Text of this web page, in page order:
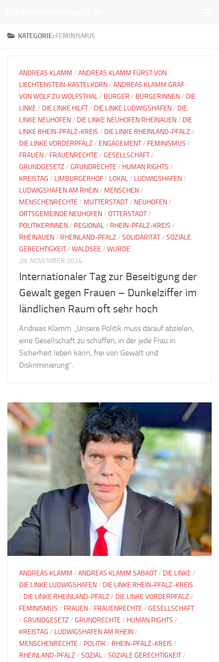
KATEGORIE: FEMINISMUS
ANDREAS KLAMM / ANDREAS KLAMM FÜRST VON
LIECHTENSTEIN-KASTELKORN/ ANDREAS KLAMM GRAF
VON WOLF ZU WOLFSTHAL/ BÜRGER / BÜRGERINNEN/ DIE
LINKE / DIE LINKE HILFT/ DIE LINKE LUDWIGSHAFEN/ DIE
LINKE NEUHOFEN/ DIE LINKE NEUHOFEN RHEINAUEN/ DIE
LINKE RHEIN-PFALZ-KREIS / DIE LINKE RHEINLAND-PFALZ /
DIE LINKE VORDERPFALZ / ENGAGEMENT/ FEMINISMUS /
FRAUEN/ FRAUENRECHTE / GESELLSCHAFT/
GRUNDGESETZ / GRUNDRECHTE / HUMAN RIGHTS /
KREISTAG / LIMBURGERHOF/ LOKAL/ LUDWIGSHAFEN/
LUDWIGSHAFEN AM RHEIN/ MENSCHEN/
MENSCHENRECHTE / MUTTERSTADT/ NEUHOFEN/
ORTSGEMEINDE NEUHOFEN/ OTTERSTADT/
POLITIKERINNEN/ REGIONAL/ RHEIN-PFALZ-KREIS /
RHEINAUEN/ RHEINLAND-PFALZ / SOLIDARITÄT/ SOZIALE
GERECHTIGKEIT/ WALDSEE / WÜRDE
28. NOVEMBER 2024
Internationaler Tag zur Beseitigung der
Gewalt gegen Frauen – Dunkelziffer im
ländlichen Raum oft sehr hoch
Andreas Klamm. „Unsere Politik muss darauf abzielen,
eine Gesellschaft zu schaffen, in der jede Frau in
Sicherheit leben kann, frei von Gewalt und
Diskriminierung“.
ANDREAS KLAMM / ANDREAS KLAMM SABAOT/ DIE LINKE /
DIE LINKE LUDWIGSHAFEN/ DIE LINKE RHEIN-PFALZ-KREIS
/ DIE LINKE RHEINLAND-PFALZ / DIE LINKE VORDERPFALZ /
FEMINISMUS / FRAUEN/ FRAUENRECHTE / GESELLSCHAFT
/ GRUNDGESETZ / GRUNDRECHTE / HUMAN RIGHTS /
KREISTAG / LUDWIGSHAFEN AM RHEIN/
MENSCHENRECHTE / POLITIK/ RHEIN-PFALZ-KREIS /
RHEINLAND-PFALZ / SOZIAL/ SOZIALE GERECHTIGKEIT/